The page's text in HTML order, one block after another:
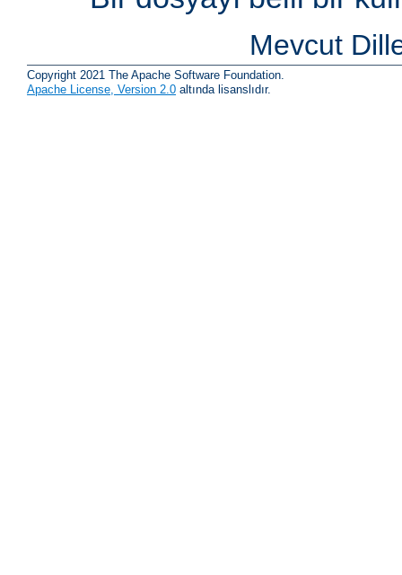
Mevcut
Copyright 2021 The Apache Software Foundation.
Apache License, Version 2.0 altında lisanslıdır.